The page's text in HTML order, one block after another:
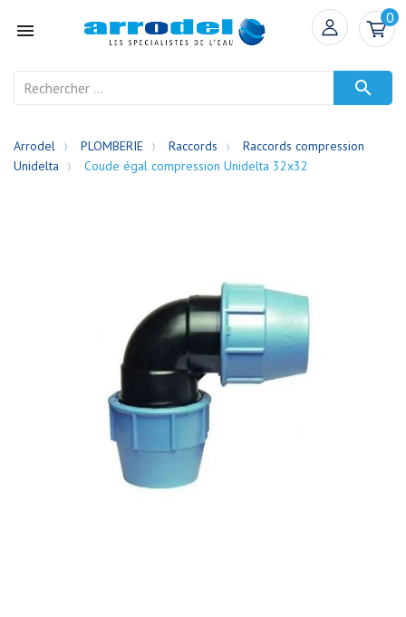

0

Arrodel PLOMBERIE Raccords
Raccords compression
Unidelta
Coude égal compression Unidelta 32x32